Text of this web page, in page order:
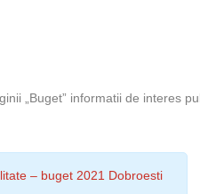
„Buget” informatii de interes
– buget 2021 Dobroesti